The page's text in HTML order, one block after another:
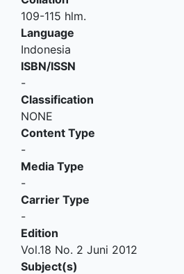
109-115 hlm.
Language
Indonesia
ISBN/ISSN
-
Classification
NONE
Content Type
-
Media Type
-
Carrier Type
-
Edition
Vol.18 No. 2 Juni 2012
Subject(s)